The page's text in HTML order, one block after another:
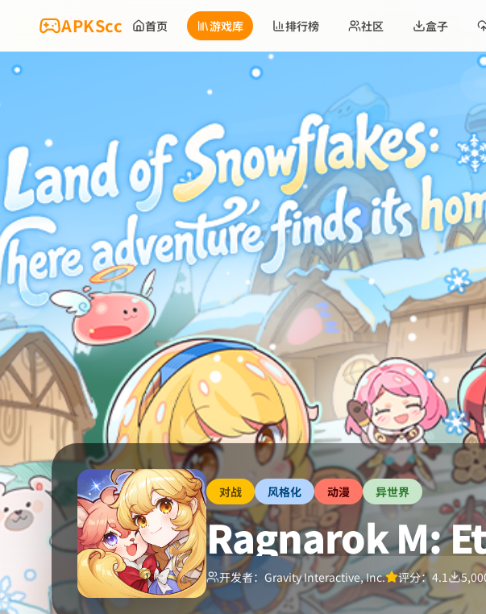
APKScc 首页 游戏库 排行榜 社区 盒子
对战 风格化 动漫 异世界
Ragnarok M:
开发者： Gravity Interactive, Inc. 评分：4.1